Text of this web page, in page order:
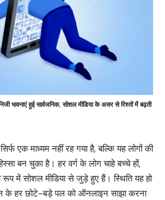
भावनाएं हुई सार्वजनिक, सोशल मीडिया के असर से रिश्तों में बढ़ती
एक माध्यम नहीं रह गया है, बल्कि यह लोगों की
बन चुका है। हर वर्ग के लोग चाहे बच्चे हों,
रूप में सोशल मीडिया से जुड़े हुए हैं। स्थिति यह हो
के हर छोटे-बड़े पल को ऑनलाइन साझा करना